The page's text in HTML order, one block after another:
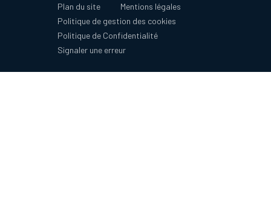
Plan du site
Mentions légales
Politique de gestion des cookies
Politique de Confidentialité
Signaler une erreur